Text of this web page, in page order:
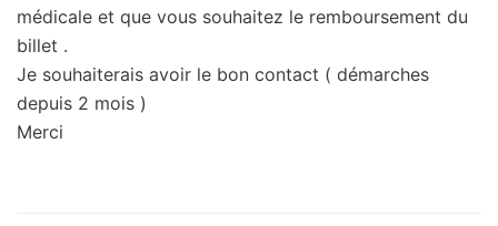
médicale et que vous souhaitez le remboursement du
billet .
Je souhaiterais avoir le bon contact ( démarches
depuis 2 mois )
Merci